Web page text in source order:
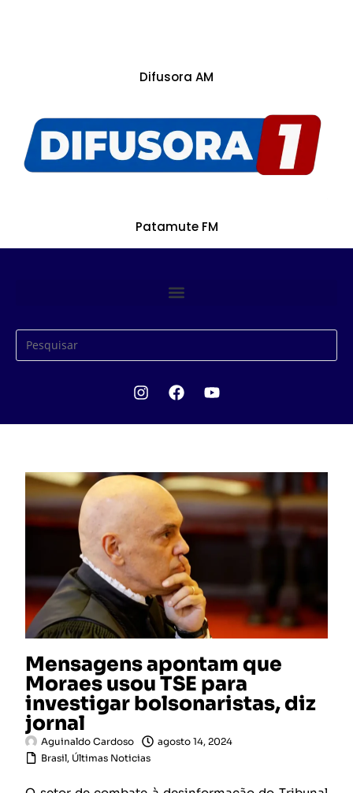
Difusora AM
Patamute FM
Mensagens apontam que
Moraes usou TSE para
investigar bolsonaristas, diz
jornal
Aguinaldo Cardoso
agosto 14, 2024
Brasil, Últimas Noticias